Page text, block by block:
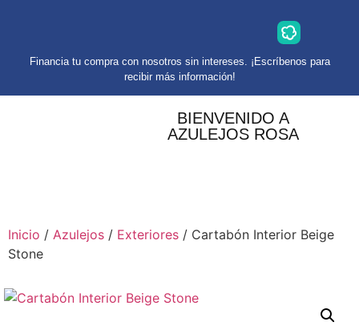
Financia tu compra con nosotros sin intereses. ¡Escríbenos para
recibir más información!
BIENVENIDO A
AZULEJOS ROSA
Inicio / Azulejos / Exteriores / Cartabón Interior Beige
Stone